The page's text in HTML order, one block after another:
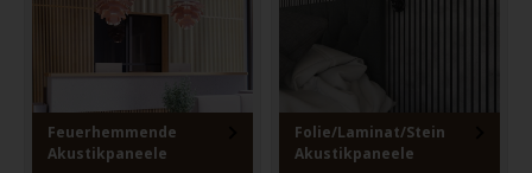
Feuerhemmende
Akustikpaneele
Folie/Laminat/Stein
Akustikpaneele